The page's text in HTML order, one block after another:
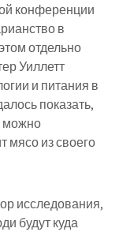
конференции
в
отдельно
Уиллетт
и питания в
показать,
можно
мясо из своего
исследования,
будут куда